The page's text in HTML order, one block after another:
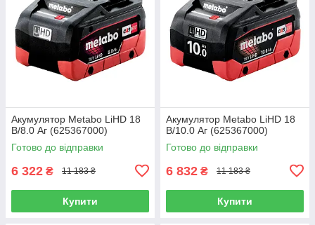
Акумулятор Metabo LiHD 18
В/8.0 Аг (625367000)
Готово до відправки
6 322 ₴ 11 183 ₴
Купити
Акумулятор Metabo LiHD 18
В/10.0 Аг (625367000)
Готово до відправки
6 832 ₴ 11 183 ₴
Купити